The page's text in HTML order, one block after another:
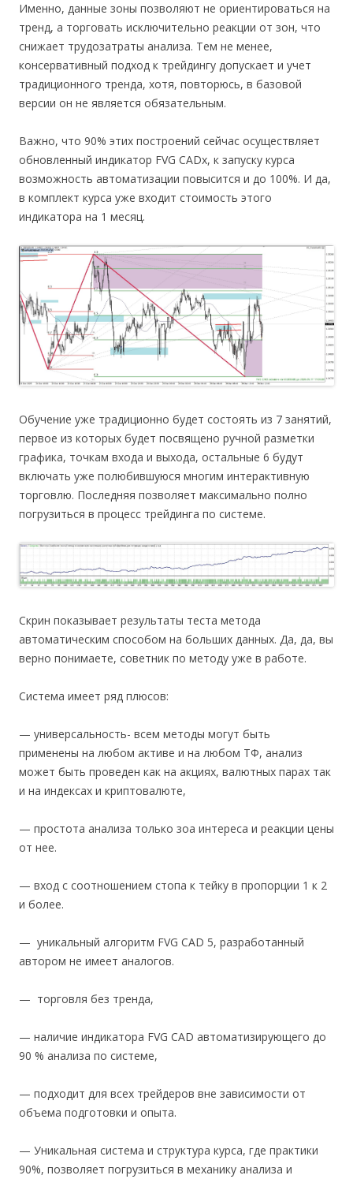
Именно, данные зоны позволяют не ориентироваться на
тренд, а торговать исключительно реакции от зон, что
снижает трудозатраты анализа. Тем не менее,
консервативный подход к трейдингу допускает и учет
традиционного тренда, хотя, повторюсь, в базовой
версии он не является обязательным.
Важно, что 90% этих построений сейчас осуществляет
обновленный индикатор FVG CADx, к запуску курса
возможность автоматизации повысится и до 100%. И да,
в комплект курса уже входит стоимость этого
индикатора на 1 месяц.
Обучение уже традиционно будет состоять из 7 занятий,
первое из которых будет посвящено ручной разметки
графика, точкам входа и выхода, остальные 6 будут
включать уже полюбившуюся многим интерактивную
торговлю. Последняя позволяет максимально полно
погрузиться в процесс трейдинга по системе.
Скрин показывает результаты теста метода
автоматическим способом на больших данных. Да, да, вы
верно понимаете, советник по методу уже в работе.
Система имеет ряд плюсов:
— универсальность- всем методы могут быть
применены на любом активе и на любом ТФ, анализ
может быть проведен как на акциях, валютных парах так
и на индексах и криптовалюте,
— простота анализа только зоа интереса и реакции цены
от нее.
— вход с соотношением стопа к тейку в пропорции 1 к 2
и более.
— уникальный алгоритм FVG CAD 5, разработанный
автором не имеет аналогов.
— торговля без тренда,
— наличие индикатора FVG CAD автоматизирующего до
90 % анализа по системе,
— подходит для всех трейдеров вне зависимости от
объема подготовки и опыта.
— Уникальная система и структура курса, где практики
90%, позволяет погрузиться в механику анализа и